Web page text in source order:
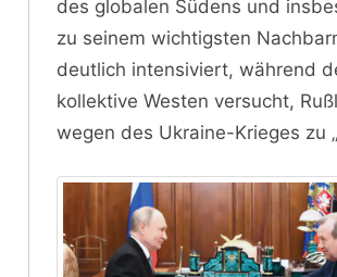
des globalen Südens und
zu seinem wichtigsten
deutlich intensiviert, während
kollektive Westen versucht,
wegen des Ukraine-Krieges zu